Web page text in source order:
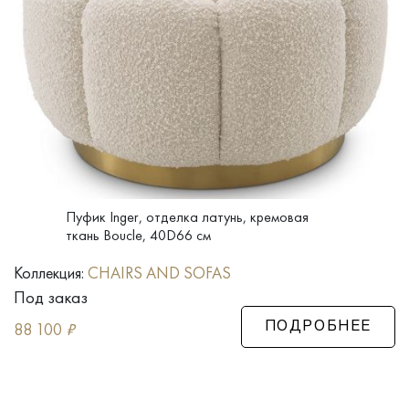
Пуфик Inger, отделка латунь, кремовая
ткань Boucle, 40D66 см
Коллекция: CHAIRS AND SOFAS
Под заказ
88 100 ₽ ПОДРОБНЕЕ